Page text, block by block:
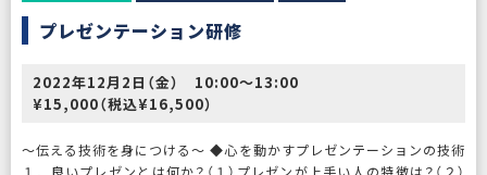
プレゼンテーション研修
2022年12月2日（金） 10:00〜13:00
¥15,000（税込¥16,500）
〜伝える技術を身につける〜 ◆心を動かすプレゼンテーションの技術
１．良いプレゼンとは何か？（１）プレゼンが上手い人の特徴は？（２）